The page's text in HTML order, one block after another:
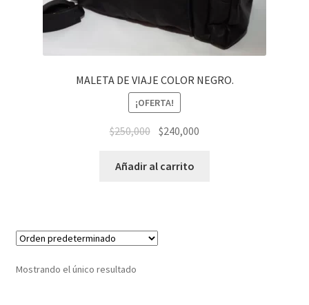
MALETA DE VIAJE COLOR NEGRO.
¡OFERTA!
$250,000 El
original
$240,000
Añadir al carrito
Mostrando el único resultado